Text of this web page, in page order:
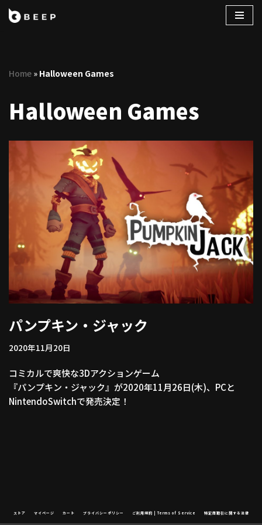
ン
へ
ス
ッ
Home » Halloween Games
Halloween Games
パンプキン・ジャック
2020年11月20日
コミカルで爽快な3Dアクションゲーム
『パンプキン・ジャック』が2020年11月26日(木)、PCと
NintendoSwitchで発売決定！
ストア マイページ カート プライバシーポリシー ご利用規約 | Terms of Service 特定商取引に関する法律